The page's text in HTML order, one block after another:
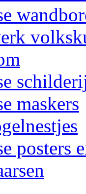
maskers
posters